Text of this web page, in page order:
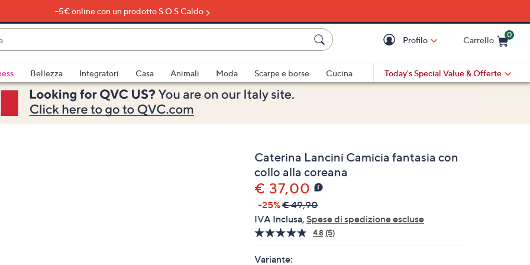
-5€ online con un prodotto S.O.S Caldo
Profilo Carrello
0
Bellezza Integratori Casa Animali Moda Scarpe e borse
Cucina
Today's Special Value & Offerte
Caterina Lancini Camicia fantasia con
collo alla coreana
€ 37,00
-25%€ 49,90
IVA Inclusa, Spese di spedizione escluse
4.8 Leggi
(5)
Variante: